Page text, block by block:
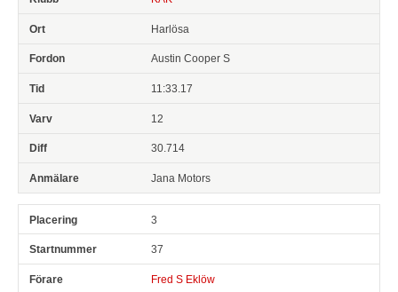
Harlösa
Austin Cooper S
11:33.17
12
30.714
Jana Motors
3
37
Fred S Eklöw